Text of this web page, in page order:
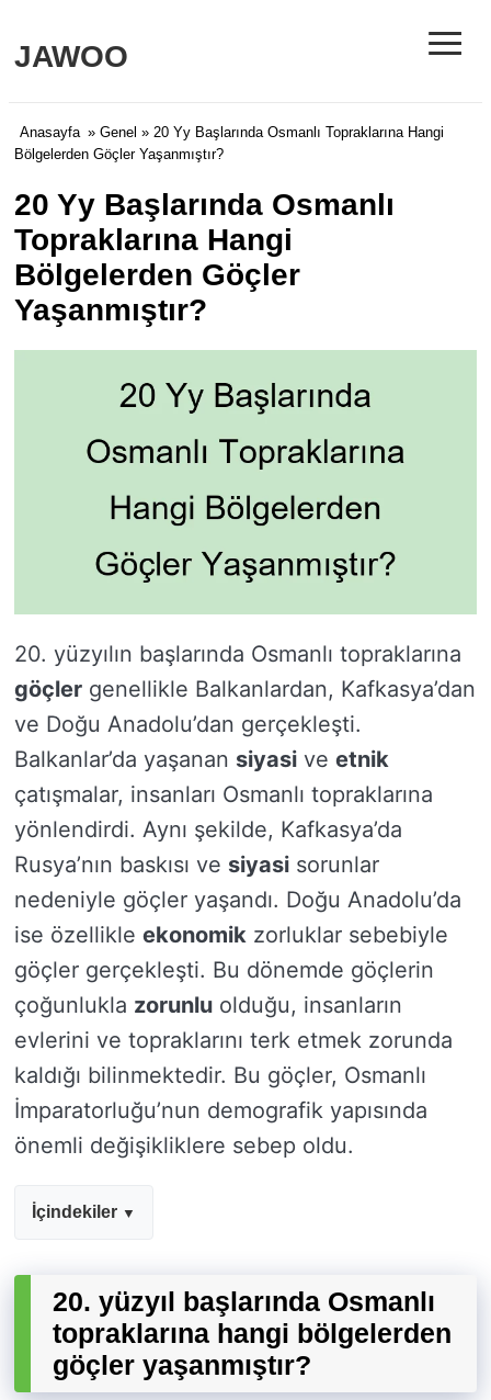
JAWOO ≡
Anasayfa » Genel » 20 Yy Başlarında Osmanlı Topraklarına Hangi
Bölgelerden Göçler Yaşanmıştır?
20 Yy Başlarında Osmanlı
Topraklarına Hangi
Bölgelerden Göçler
Yaşanmıştır?
20. yüzyılın başlarında Osmanlı topraklarına
göçler genellikle Balkanlardan, Kafkasya’dan
ve Doğu Anadolu’dan gerçekleşti.
Balkanlar’da yaşanan siyasi ve etnik
çatışmalar, insanları Osmanlı topraklarına
yönlendirdi. Aynı şekilde, Kafkasya’da
Rusya’nın baskısı ve siyasi sorunlar
nedeniyle göçler yaşandı. Doğu Anadolu’da
ise özellikle ekonomik zorluklar sebebiyle
göçler gerçekleşti. Bu dönemde göçlerin
çoğunlukla zorunlu olduğu, insanların
evlerini ve topraklarını terk etmek zorunda
kaldığı bilinmektedir. Bu göçler, Osmanlı
İmparatorluğu’nun demografik yapısında
önemli değişikliklere sebep oldu.
İçindekiler
20. yüzyıl başlarında Osmanlı
topraklarına hangi bölgelerden
göçler yaşanmıştır?